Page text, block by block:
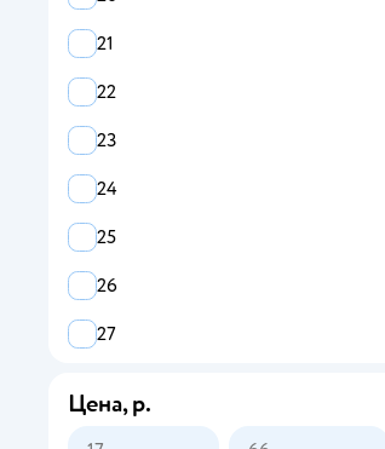
21
22
23
24
25
26
27
Цена, р.